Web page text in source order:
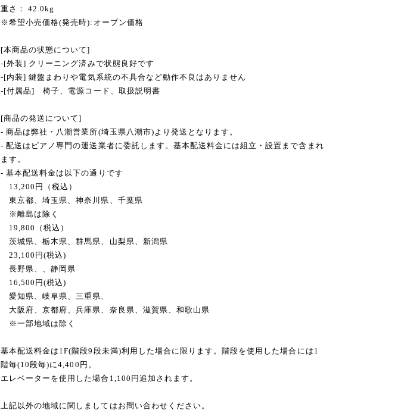
重さ： 42.0kg
※希望小売価格(発売時):オープン価格
[本商品の状態について]
-[外装] クリーニング済みで状態良好です
-[内装] 鍵盤まわりや電気系統の不具合など動作不良はありません
-[付属品] 椅子、電源コード、取扱説明書
[商品の発送について]
- 商品は弊社・八潮営業所(埼玉県八潮市)より発送となります。
- 配送はピアノ専門の運送業者に委託します。基本配送料金には組立・設置まで含まれ
ます。
- 基本配送料金は以下の通りです
13,200円（税込）
東京都、埼玉県、神奈川県、千葉県
※離島は除く
19,800（税込）
茨城県、栃木県、群馬県、山梨県、新潟県
23,100円(税込)
長野県、、静岡県
16,500円(税込)
愛知県、岐阜県、三重県、
大阪府、京都府、兵庫県、奈良県、滋賀県、和歌山県
※一部地域は除く
基本配送料金は1F(階段9段未満)利用した場合に限ります。階段を使用した場合には1
階毎(10段毎)に4,400円。
エレベーターを使用した場合1,100円追加されます。
上記以外の地域に関しましてはお問い合わせください。